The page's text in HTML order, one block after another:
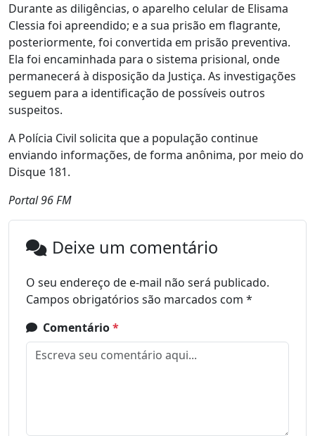
Durante as diligências, o aparelho celular de Elisama
Clessia foi apreendido; e a sua prisão em flagrante,
posteriormente, foi convertida em prisão preventiva.
Ela foi encaminhada para o sistema prisional, onde
permanecerá à disposição da Justiça. As investigações
seguem para a identificação de possíveis outros
suspeitos.
A Polícia Civil solicita que a população continue
enviando informações, de forma anônima, por meio do
Disque 181.
Portal 96 FM
Deixe um comentário
O seu endereço de e-mail não será publicado.
Campos obrigatórios são marcados com *
Comentário*